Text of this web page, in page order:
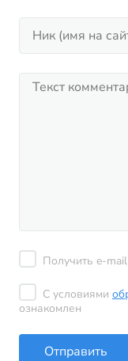
Получить e-
С условиями
ознакомлен
Отправить